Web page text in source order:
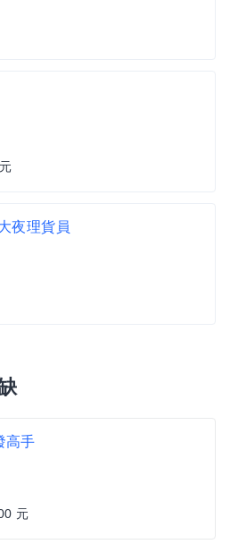
夜理貨員
高手
元